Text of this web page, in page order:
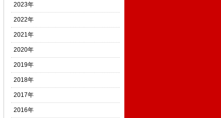
2023年
2022年
2021年
2020年
2019年
2018年
2017年
2016年